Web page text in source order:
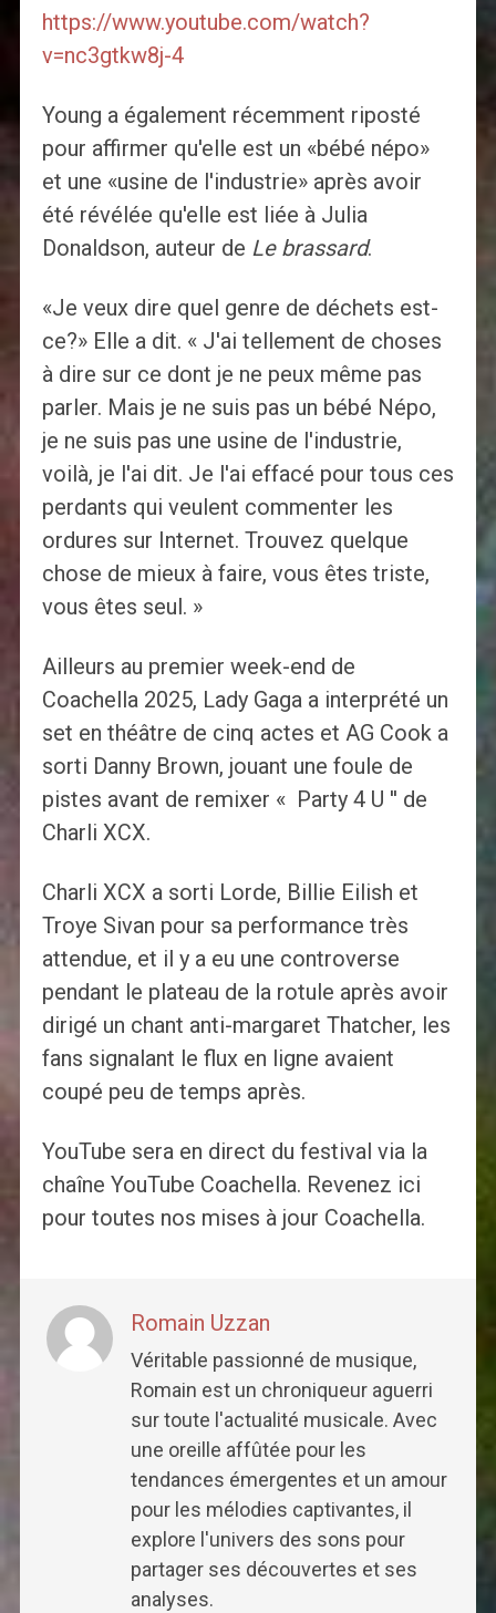
https://www.youtube.com/watch?
v=nc3gtkw8j-4
Young a également récemment riposté
pour affirmer qu'elle est un «bébé népo»
et une «usine de l'industrie» après avoir
été révélée qu'elle est liée à Julia
Donaldson, auteur de Le brassard.
«Je veux dire quel genre de déchets est-
ce?» Elle a dit. « J'ai tellement de choses
à dire sur ce dont je ne peux même pas
parler. Mais je ne suis pas un bébé Népo,
je ne suis pas une usine de l'industrie,
voilà, je l'ai dit. Je l'ai effacé pour tous ces
perdants qui veulent commenter les
ordures sur Internet. Trouvez quelque
chose de mieux à faire, vous êtes triste,
vous êtes seul. »
Ailleurs au premier week-end de
Coachella 2025, Lady Gaga a interprété un
set en théâtre de cinq actes et AG Cook a
sorti Danny Brown, jouant une foule de
pistes avant de remixer « Party 4 U '' de
Charli XCX.
Charli XCX a sorti Lorde, Billie Eilish et
Troye Sivan pour sa performance très
attendue, et il y a eu une controverse
pendant le plateau de la rotule après avoir
dirigé un chant anti-margaret Thatcher, les
fans signalant le flux en ligne avaient
coupé peu de temps après.
YouTube sera en direct du festival via la
chaîne YouTube Coachella. Revenez ici
pour toutes nos mises à jour Coachella.
Romain Uzzan
Véritable passionné de musique,
Romain est un chroniqueur aguerri
sur toute l'actualité musicale. Avec
une oreille affûtée pour les
tendances émergentes et un amour
pour les mélodies captivantes, il
explore l'univers des sons pour
partager ses découvertes et ses
analyses.